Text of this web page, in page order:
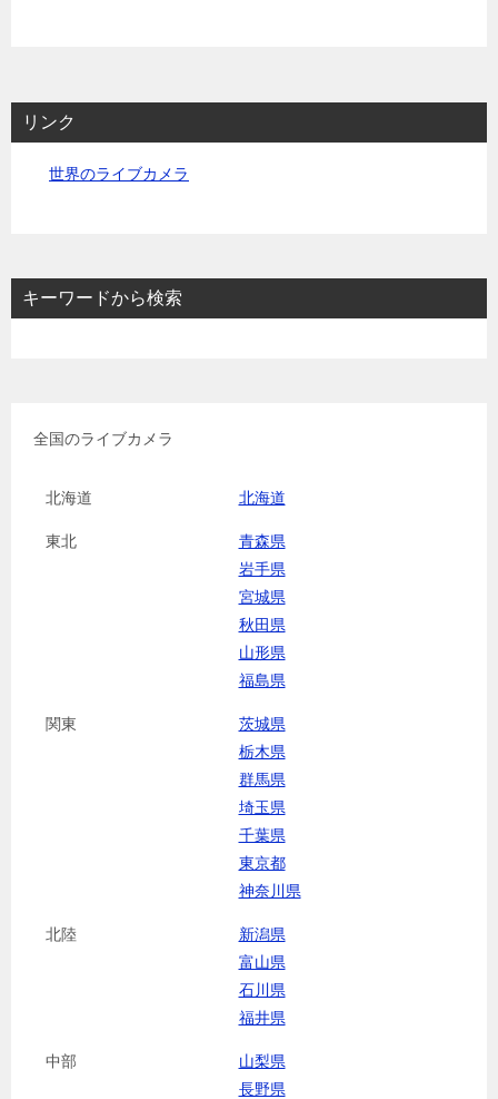
リンク
世界のライブカメラ
キーワードから検索
全国のライブカメラ
北海道 北海道
東北
青森県
岩手県
宮城県
秋田県
山形県
福島県
関東
茨城県
栃木県
群馬県
埼玉県
千葉県
東京都
神奈川県
北陸
新潟県
富山県
石川県
福井県
中部
山梨県
長野県